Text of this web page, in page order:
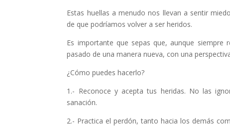
Estas huellas a menudo nos llevan a sentir
de que podríamos volver a ser heridos.
Es importante que sepas que, aunque
pasado de una manera nueva, con una
¿Cómo puedes hacerlo?
1.- Reconoce y acepta tus heridas. No las
sanación.
2.- Practica el perdón, tanto hacia los demás